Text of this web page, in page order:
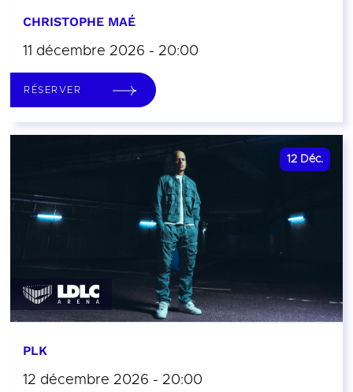
CHRISTOPHE MAÉ
11 décembre 2026 - 20:00
RÉSERVER
12 Déc.
PLK
12 décembre 2026 - 20:00